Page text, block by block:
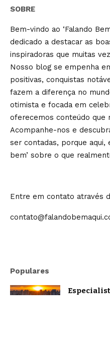
SOBRE
Bem-vindo ao ‘Falando
dedicado a destacar as
inspiradoras que muitas
Nosso blog se empenha
positivas, conquistas
fazem a diferença no
otimista e focada em
oferecemos conteúdo que
Acompanhe-nos e
ser contadas, porque aqui,
bem’ sobre o que
Entre em contato através
Populares